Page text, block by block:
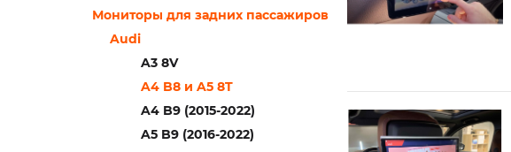
Мониторы для задних пассажиров
Audi
A3 8V
A4 B8 и A5 8T
A4 B9 (2015-2022)
A5 B9 (2016-2022)